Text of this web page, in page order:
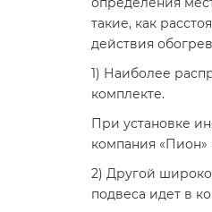
такие, как
действия
1) Наиболее
комплекте.
При установке
компания «Пион»
2) Другой широко
подвеса идет в